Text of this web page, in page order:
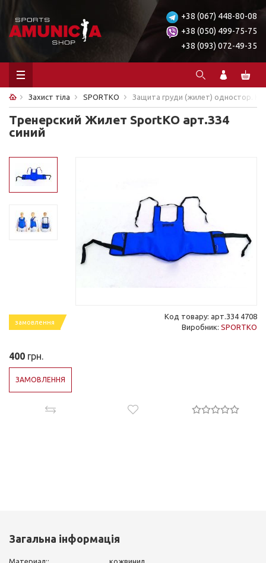
+38 (067) 448-80-08
+38 (050) 499-75-75
+38 (093) 072-49-35
Захист тіла SPORTKO Защита груди (жилет) одностор.
Тренерский Жилет SportKO арт.334
синий
замовлення
Код товару: арт.334 4708
Виробник: SPORTKO
400 грн.
ЗАМОВЛЕННЯ
Загальна інформація
Материал::
кожвинил